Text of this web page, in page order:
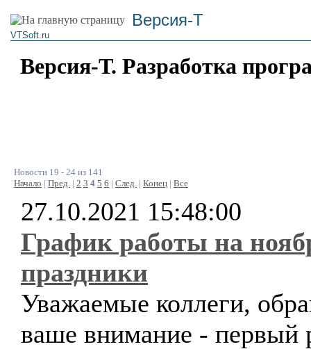
Версия-Т
VTSoft.ru
Версия-Т. Разработка
Новости 19 - 24 из 141
Начало | Пред. | 2 3 4 5 6 | След. | Конец | Все
27.10.2021 15:48:00
График работы на
праздники
Уважаемые коллеги,
ваше внимание - первый